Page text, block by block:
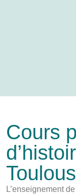
Cours
L’enseignement